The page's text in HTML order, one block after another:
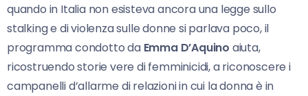
quando in Italia non esisteva ancora una legge sullo
stalking e di violenza sulle donne si parlava poco, il
programma condotto da Emma D’Aquino aiuta,
ricostruendo storie vere di femminicidi, a riconoscere i
campanelli d’allarme di relazioni in cui la donna è in